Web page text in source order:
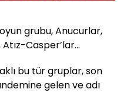
grubu, Anucurlar,
Casper’lar…
bu tür gruplar, son
gelen ve adı